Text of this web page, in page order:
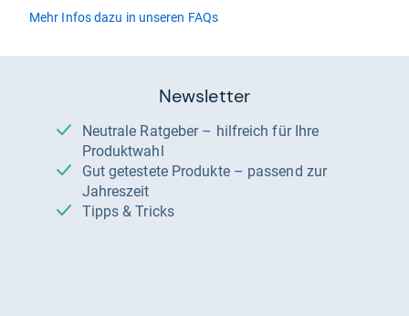
Mehr Infos dazu in unseren FAQs
Newsletter
Neutrale Ratgeber – hilfreich für Ihre
Produktwahl
Gut getestete Produkte – passend zur
Jahreszeit
Tipps & Tricks